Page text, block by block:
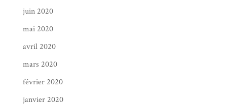
juin 2020
mai 2020
avril 2020
mars 2020
février 2020
janvier 2020